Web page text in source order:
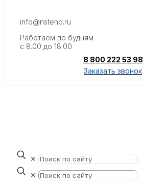
info@nstend.ru
Работаем по будням
с 8.00 до 18.00
8 800 222 53 98
Заказать звонок
✕
✕